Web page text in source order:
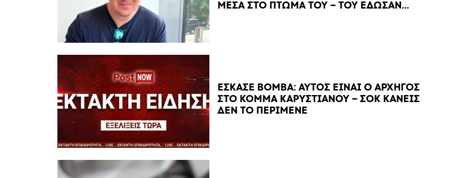
ΜΕΣΑ ΣΤΟ ΠΤΩΜΑ ΤΟΥ – ΤΟΥ ΕΔΩΣΑΝ…
ΕΣΚΑΣΕ ΒΟΜΒΑ: ΑΥΤΟΣ ΕΙΝΑΙ Ο ΑΡΧΗΓΟΣ
ΣΤΟ ΚΟΜΜΑ ΚΑΡΥΣΤΙΑΝΟΥ – ΣΟΚ ΚΑΝΕΙΣ
ΔΕΝ ΤΟ ΠΕΡΙΜΕΝΕ